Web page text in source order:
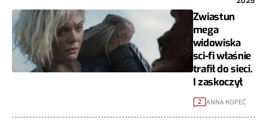
Zwiastun
mega
widowiska
sci-fi właśnie
trafił do sieci.
I zaskoczył
2 ANNA KOPEĆ